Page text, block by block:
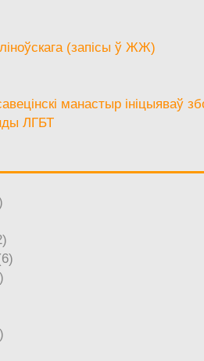
(запісы ў ЖЖ)
манастыр ініцыяваў
ЛГБТ